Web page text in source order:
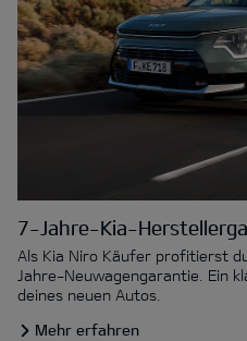
7-Jahre-Kia-
Als Kia Niro Käufer profitierst
Jahre-Neuwagengarantie. Ein
deines neuen Autos.
Mehr erfahren